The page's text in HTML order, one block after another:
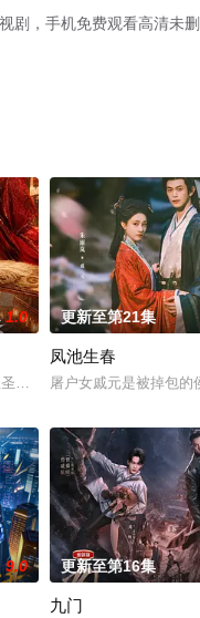
剧，手机免费观看高清未
一朝重生大婚当日，她决
1.0
、少年失踪......长安怪事扎
更新至第21集
凤池生春
屠户女戚元是被掉包
9.0 更新至第16集
九门